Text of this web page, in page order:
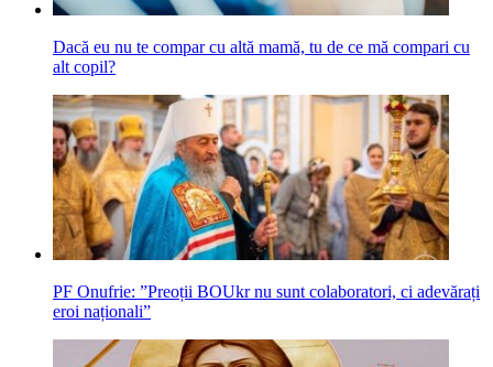
Dacă eu nu te compar cu altă mamă, tu de ce mă compari cu
alt copil?
PF Onufrie: ”Preoții BOUkr nu sunt colaboratori, ci adevărați
eroi naționali”